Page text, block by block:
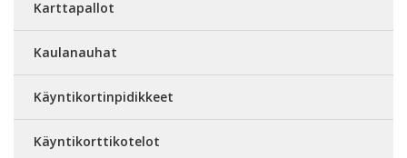
Karttapallot
Kaulanauhat
Käyntikortinpidikkeet
Käyntikorttikotelot